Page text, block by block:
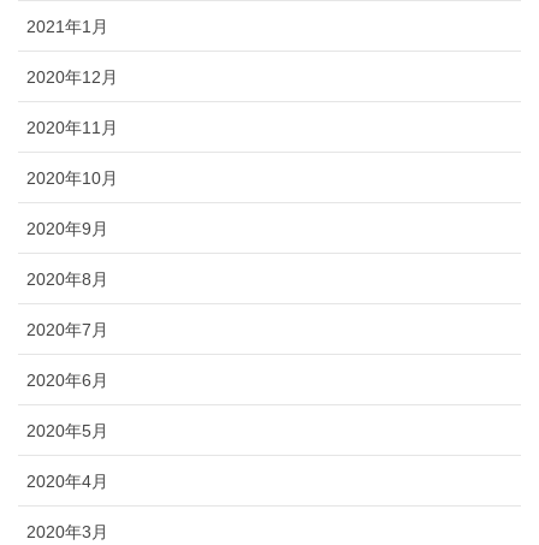
2021年1月
2020年12月
2020年11月
2020年10月
2020年9月
2020年8月
2020年7月
2020年6月
2020年5月
2020年4月
2020年3月